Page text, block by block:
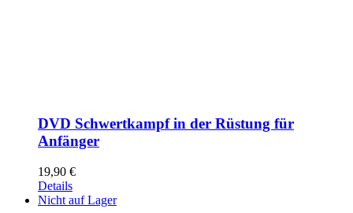
DVD Schwertkampf in der Rüstung für
Anfänger
19,90 €
Details
Nicht auf Lager